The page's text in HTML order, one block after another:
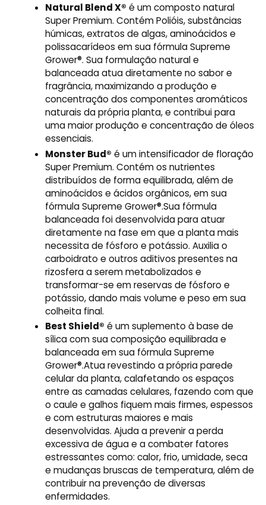
Natural Blend X® é um composto natural
Super Premium. Contém Polióis, substâncias
húmicas, extratos de algas, aminoácidos e
polissacarídeos em sua fórmula Supreme
Grower®. Sua formulação natural e
balanceada atua diretamente no sabor e
fragrância, maximizando a produção e
concentração dos componentes aromáticos
naturais da própria planta, e contribui para
uma maior produção e concentração de óleos
essenciais.
Monster Bud® é um intensificador de floração
Super Premium. Contém os nutrientes
distribuídos de forma equilibrada, além de
aminoácidos e ácidos orgânicos, em sua
fórmula Supreme Grower®.Sua fórmula
balanceada foi desenvolvida para atuar
diretamente na fase em que a planta mais
necessita de fósforo e potássio. Auxilia o
carboidrato e outros aditivos presentes na
rizosfera a serem metabolizados e
transformar-se em reservas de fósforo e
potássio, dando mais volume e peso em sua
colheita final.
Best Shield® é um suplemento à base de
sílica com sua composição equilibrada e
balanceada em sua fórmula Supreme
Grower®.Atua revestindo a própria parede
celular da planta, calafetando os espaços
entre as camadas celulares, fazendo com que
o caule e galhos fiquem mais firmes, espessos
e com estruturas maiores e mais
desenvolvidas. Ajuda a prevenir a perda
excessiva de água e a combater fatores
estressantes como: calor, frio, umidade, seca
e mudanças bruscas de temperatura, além de
contribuir na prevenção de diversas
enfermidades.